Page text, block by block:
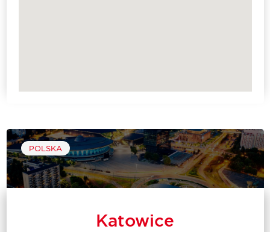
POLSKA
Katowice